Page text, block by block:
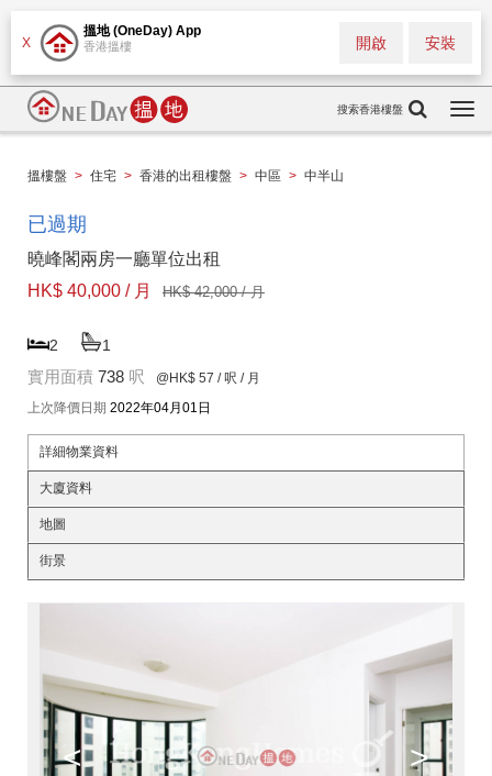
X
搵地 (OneDay) App
香港搵樓 安裝
開啟
搜索香港樓盤
搵樓盤 > 住宅 > 香港的出租樓盤 > 中區 > 中半山
已過期
曉峰閣兩房一廳單位出租
HK$ 40,000 / 月
HK$ 42,000 / 月
2 1
實用面積 738 呎 @HK$ 57 / 呎 / 月
上次降價日期 2022年04月01日
詳細物業資料
大廈資料
地圖
街景
< >